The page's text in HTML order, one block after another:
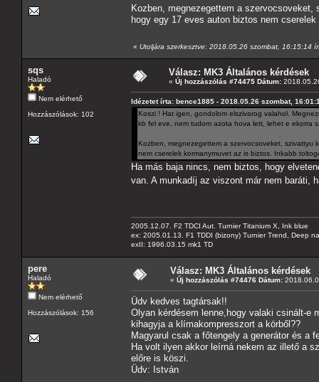
Kozben, megnezegettem a
hogy egy 17 eves auton biztos nem
« Utoljára szerkesztve: 2018.05.26 szombat, 16:15:14
sqs
Haladó
Nem elérhető
Hozzászólások: 102
Válasz: MK3 Általános kérdések
« Új hozzászólás #74475 Dátum:
Idézetet írta: bence1885 - 2018.05.26 szombat,
Koszi ! Hat igen, gondolom elszivarog valahol.
kb fel eve, nem tudom azota hova lett, lehet e ekorra
Kozben, megnezegettem a szervocsoveket,
nem cserelek kormanymuvet az is biztos. Inkabb
Ha más baja nincs, nem biztos, hogy
van. A munkadíj az viszont már nem baráti,
2005.12.07. F2 TDCI Aut. Turnier Titanium X, Ink blue
ex: 2005.01.13. F1 TDDI (bizony) Turnier Trend, Deep
exII: 1996.03.15 mk1 TD
pere
Haladó
Nem elérhető
Hozzászólások: 156
Válasz: MK3 Általános kérdések
« Új hozzászólás #74476 Dátum:
Üdv kedves tagtársak!!
Olyan kérdésem lenne,hogy valaki csinált-e
kihagyja a klímakompresszort a körből??
Magyarul csak a főtengely a generátor és a
Ha volt ilyen akkor leírná nekem az illető a
előre is köszi.
Üdv: István